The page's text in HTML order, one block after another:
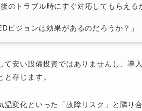
のトラブル時にすぐ対応してもらえる
ビジョンは効果があるのだろうか？」
て安い設備投資ではありませんし、
存じます。
変化といった「故障リスク」と隣り合